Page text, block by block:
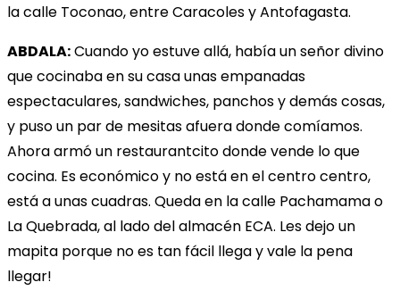
la calle Toconao, entre Caracoles y Antofagasta.
ABDALA:Cuando yo estuve allá, había un señor divino
que cocinaba en su casa unas empanadas
espectaculares, sandwiches, panchos y demás cosas,
y puso un par de mesitas afuera donde comíamos.
Ahora armó un restaurantcito donde vende lo que
cocina. Es económico y no está en el centro centro,
está a unas cuadras. Queda en la calle Pachamama o
La Quebrada, al lado del almacén ECA. Les dejo un
mapita porque no es tan fácil llega y vale la pena
llegar!